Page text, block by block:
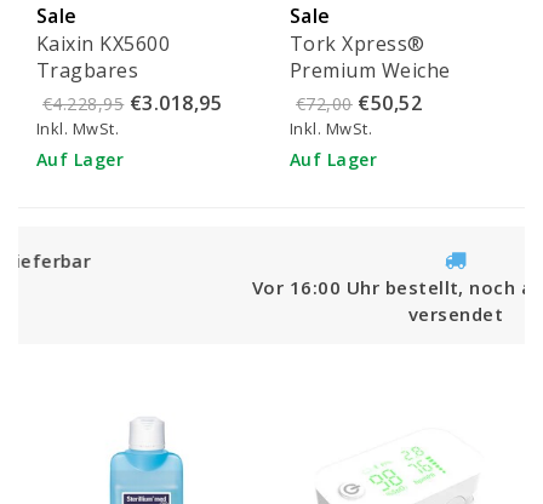
Sale
Kaixin KX5600
Tragbares
veterinärmedizinisches
Ultraschallgerät (Set)
€4.228,95 €3.018,95
Inkl. MwSt.
Auf Lager
Sale
Tork Xpress®
Premium Weiche
Multifold Handtücher
- 100289
€72,00 €50,52
Inkl. MwSt.
Auf Lager
Vor 16:00 Uhr bestellt, noch am selben Tag